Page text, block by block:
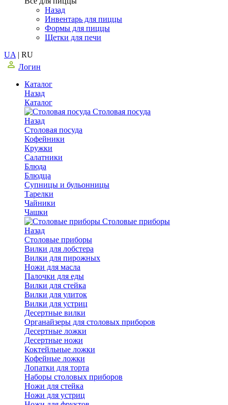
Назад
Инвентарь для пиццы
Формы для пиццы
Щетки для печи
UA | RU
Логин
Каталог
Назад
Каталог
Столовая посуда
Назад
Столовая посуда
Кофейники
Кружки
Салатники
Блюда
Блюдца
Супницы и бульонницы
Тарелки
Чайники
Чашки
Cтоловые приборы
Назад
Cтоловые приборы
Вилки для лобстера
Вилки для пирожных
Ножи для масла
Палочки для еды
Вилки для стейка
Вилки для улиток
Вилки для устриц
Десертные вилки
Органайзеры для столовых приборов
Десертные ложки
Десертные ножи
Коктейльные ложки
Кофейные ложки
Лопатки для торта
Наборы столовых приборов
Ножи для стейка
Ножи для устриц